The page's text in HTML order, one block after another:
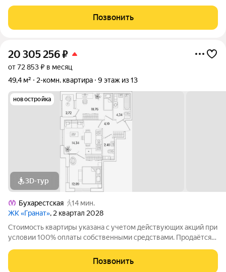
(Росстройинвест). Квартира находится в 13 этажном доме, в
Гранат - Корпус К6 на
Позвонить
20 305 256₽
от 72 853 ₽ в месяц
49,4 м²
2-комн. квартира 9 этаж из 13
новостройка
3D-тур
Бухарестская
14 мин.
ЖК «Гранат», 2 квартал 2028
Стоимость квартиры указана с учетом действующих акций при
условии 100% оплаты собственными средствами. Продаётся
(Росстройинвест). Квартира находится в 13 этажном доме, в
Гранат - Корпус К2 на
Позвонить